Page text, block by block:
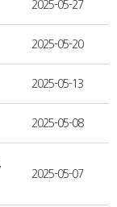
2025-05-27
2025-05-20
2025-05-13
2025-05-08
2025-05-07